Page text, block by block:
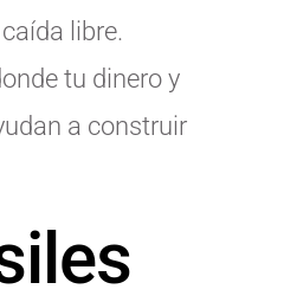
libre.
tu dinero y
a construir